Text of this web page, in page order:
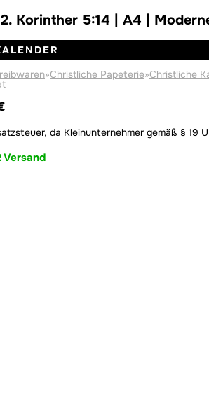
Korinther 5:14 | A4 |
»Christliche Papeterie»Christliche
Preisspanne:
bis
100,84 €
da Kleinunternehmer gemäß § 19
Versand